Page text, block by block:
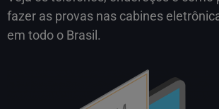
fazer as provas nas cabines
em todo o Brasil.